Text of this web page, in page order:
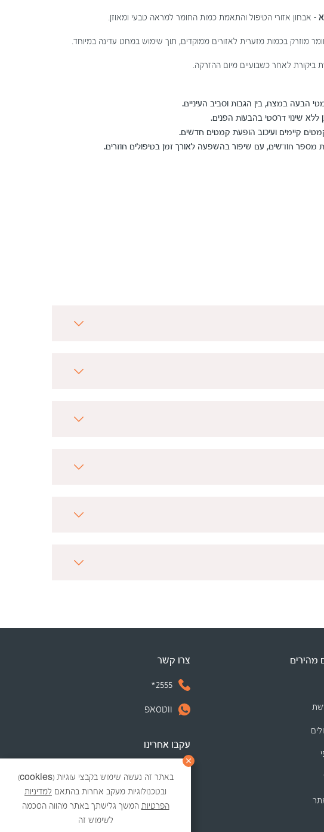
– אבחון אזורי הטיפול והתאמת כמות החומר למראה טבעי ומאוזן.
מוזרק בכמות מזערית לאזורים ממוקדים, תוך שימוש במחט עדינה במיוחד.
ביקורת לאחר כשבועיים מיום ההזרקה.
הבעה במצח, בין הגבות וסביב העיניים.
ללא שינוי דרסטי בהבעות הפנים.
קיימים ועיכוב הופעת קמטים חדשים.
מספר חודשים, עם שיפור בהשפעה לאורך זמן בטיפולים חוזרים.
מהירים צרו קשר
2555*
ווטסאפ
עקבו אחרינו
באתר זה נעשה שימוש בקבצי עוגיות (cookies)
ובטכנולוגיות מעקב אחרות בהתאם למדיניות
הפרטיות המשך גלישתך באתר מהווה הסכמה
לשימוש זה